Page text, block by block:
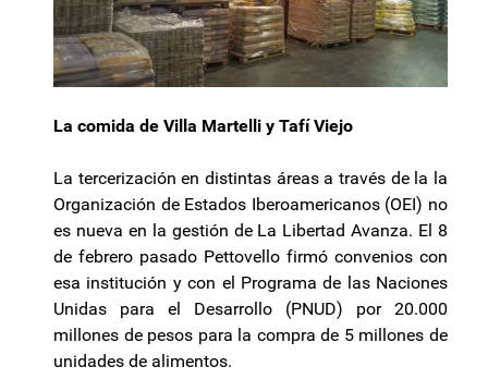
La comida de Villa Martelli y Tafí Viejo
La tercerización en distintas áreas a través de la la
Organización de Estados Iberoamericanos (OEI) no
es nueva en la gestión de La Libertad Avanza. El 8
de febrero pasado Pettovello firmó convenios con
esa institución y con el Programa de las Naciones
Unidas para el Desarrollo (PNUD) por 20.000
millones de pesos para la compra de 5 millones de
unidades de alimentos.